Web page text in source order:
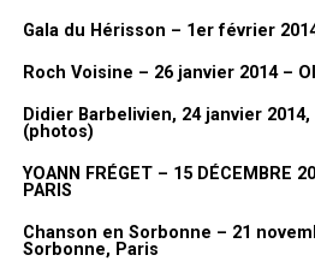
Gala du Hérisson – 1er février
Roch Voisine – 26 janvier 2014 –
Didier Barbelivien, 24 janvier 2014,
(photos)
YOANN FRÉGET – 15 DÉCEMBRE
PARIS
Chanson en Sorbonne – 21
Sorbonne, Paris